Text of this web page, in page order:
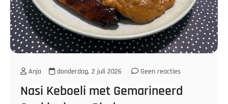
Anja donderdag, 2 juli 2026 Geen reacties
Nasi Keboeli met Gemarineerd